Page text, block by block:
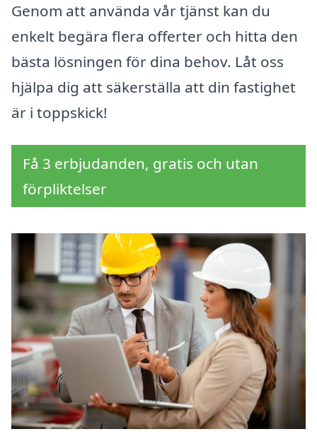
Genom att använda vår tjänst kan du
enkelt begära flera offerter och hitta den
bästa lösningen för dina behov. Låt oss
hjälpa dig att säkerställa att din fastighet
är i toppskick!
Få 3 erbjudanden, gratis och utan
förpliktelser